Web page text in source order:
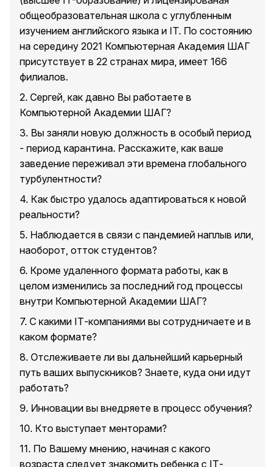
общеобразовательная школа с углубленным
изучением английского языка и IT. По состоянию
на середину 2021 Компьютерная Академия ШАГ
присутствует в 22 странах мира, имеет 166
филиалов.
2. Сергей, как давно Вы работаете в
Компьютерной Академии ШАГ?
3. Вы заняли новую должность в особый период
- период карантина. Расскажите, как ваше
заведение переживал эти времена глобального
турбулентности?
4. Как быстро удалось адаптироваться к новой
реальности?
5. Наблюдается в связи с пандемией наплыв или,
наоборот, отток студентов?
6. Кроме удаленного формата работы, как в
целом изменились за последний год процессы
внутри Компьютерной Академии ШАГ?
7. С какими IТ-компаниями вы сотрудничаете и в
каком формате?
8. Отслеживаете ли вы дальнейший карьерный
путь ваших выпускников? Знаете, куда они идут
работать?
9. Инновации вы внедряете в процесс обучения?
10. Кто выступает менторами?
11. По Вашему мнению, начиная с какого
возраста следует знакомить ребенка с IТ-